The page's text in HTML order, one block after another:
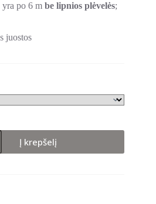
po 6 m be lipnios plėvelės;
juostos
Į krepšelį